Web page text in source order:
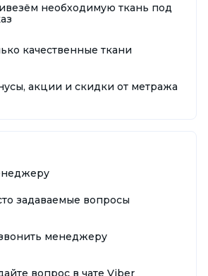
необходимую ткань под
качественные ткани
акции и скидки от метража
задаваемые вопросы
менеджеру
вопрос в чате Viber